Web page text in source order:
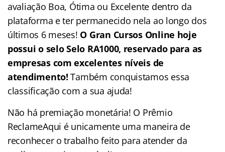
avaliação Boa, Ótima ou Excelente dentro da
plataforma e ter permanecido nela ao longo dos
últimos 6 meses! O Gran Cursos Online hoje
possui o selo Selo RA1000, reservado para as
empresas com excelentes níveis de
atendimento! Também conquistamos essa
classificação com a sua ajuda!
Não há premiação monetária! O Prêmio
ReclameAqui é unicamente uma maneira de
reconhecer o trabalho feito para atender da